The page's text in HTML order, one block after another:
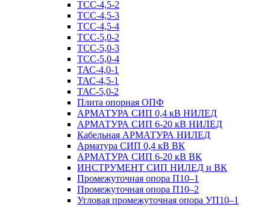
ТСС-4,5-2
ТСС-4,5-3
ТСС-4,5-4
ТСС-5,0-2
ТСС-5,0-3
ТСС-5,0-4
ТАС-4,0-1
ТАС-4,5-1
ТАС-5,0-2
Плита опорная ОПФ
АРМАТУРА СИП 0,4 кВ НИЛЕД
АРМАТУРА СИП 6-20 кВ НИЛЕД
Кабельная АРМАТУРА НИЛЕД
Арматура СИП 0,4 кВ ВК
АРМАТУРА СИП 6-20 кВ ВК
ИНСТРУМЕНТ СИП НИЛЕД и ВК
Промежуточная опора П10–1
Промежуточная опора П10–2
Угловая промежуточная опора УП10–1